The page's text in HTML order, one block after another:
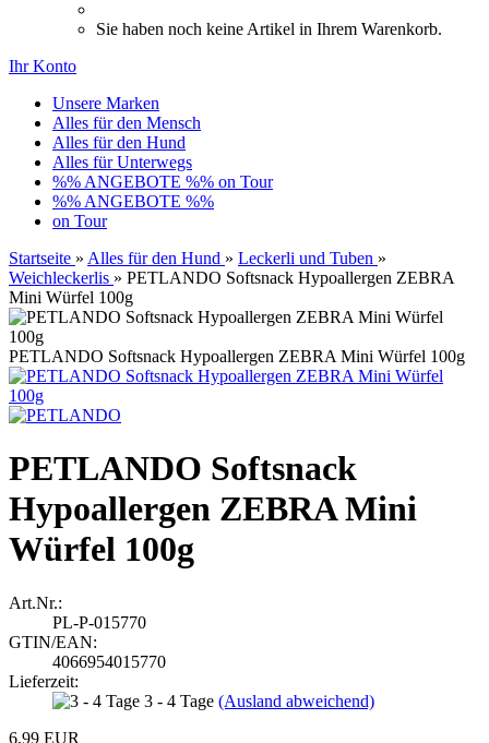
Sie haben noch keine Artikel in Ihrem Warenkorb.
Ihr Konto
Unsere Marken
Alles für den Mensch
Alles für den Hund
Alles für Unterwegs
%% ANGEBOTE %% on Tour
%% ANGEBOTE %%
on Tour
Startseite » Alles für den Hund » Leckerli und Tuben »
Weichleckerlis » PETLANDO Softsnack Hypoallergen ZEBRA
Mini Würfel 100g
PETLANDO Softsnack Hypoallergen ZEBRA Mini Würfel 100g
PETLANDO Softsnack
Hypoallergen ZEBRA Mini
Würfel 100g
Art.Nr.:
PL-P-015770
GTIN/EAN:
4066954015770
Lieferzeit:
3 - 4 Tage (Ausland abweichend)
6,99 EUR